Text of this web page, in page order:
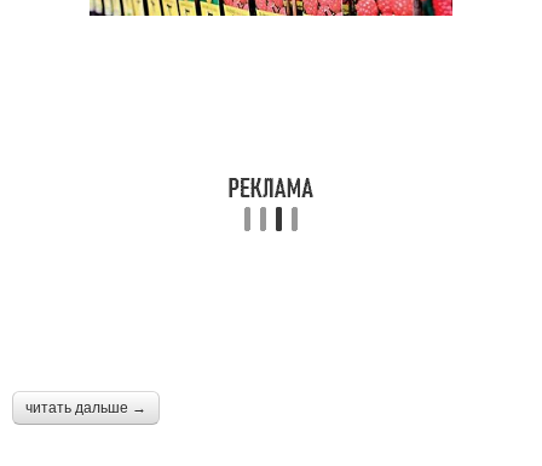
читать дальше →